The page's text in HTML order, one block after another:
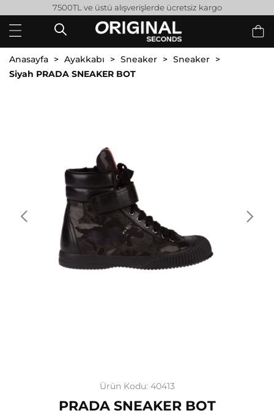
7500TL ve üstü alışverişlerde ücretsiz kargo
Anasayfa Ayakkabı Sneaker
Sneaker
Siyah PRADA SNEAKER BOT
Ürün Kodu: 40413
PRADA SNEAKER BOT